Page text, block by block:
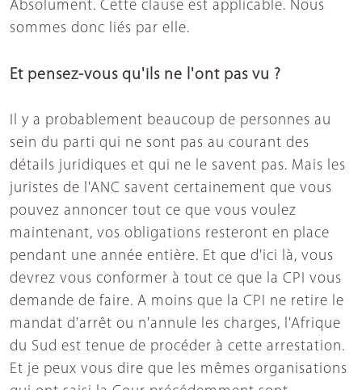
Absolument. Cette clause est applicable. Nous
sommes donc liés par elle.
Et pensez-vous qu'ils ne l'ont pas vu ?
Il y a probablement beaucoup de personnes au
sein du parti qui ne sont pas au courant des
détails juridiques et qui ne le savent pas. Mais les
juristes de l'ANC savent certainement que vous
pouvez annoncer tout ce que vous voulez
maintenant, vos obligations resteront en place
pendant une année entière. Et que d'ici là, vous
devrez vous conformer à tout ce que la CPI vous
demande de faire. A moins que la CPI ne retire le
mandat d'arrêt ou n'annule les charges, l'Afrique
du Sud est tenue de procéder à cette arrestation.
Et je peux vous dire que les mêmes organisations